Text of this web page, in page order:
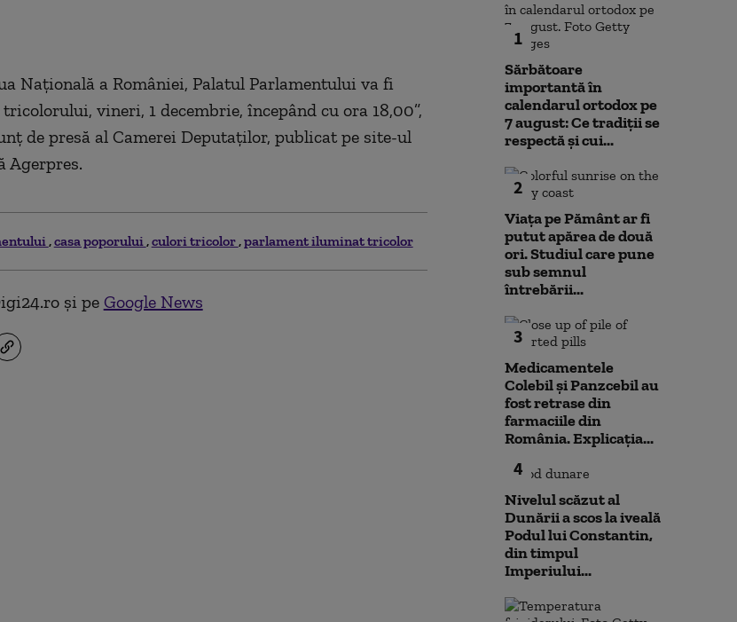
Națională a României, Palatul Parlamentului va fi
vineri, 1 decembrie, începând cu ora 18,00”,
de presă al Camerei Deputaților, publicat pe site-ul
Agerpres.
casa poporului culori tricolor parlament iluminat tricolor
și pe Google News
1
Sărbătoare
importantă în
calendarul ortodox pe
7 august: Ce tradiții se
respectă și cui...
2
Viața pe Pământ ar fi
putut apărea de două
ori. Studiul care pune
sub semnul
întrebării...
3
Medicamentele
Colebil și Panzcebil au
fost retrase din
farmaciile din
România. Explicația...
4
Nivelul scăzut al
Dunării a scos la iveală
Podul lui Constantin,
din timpul
Imperiului...